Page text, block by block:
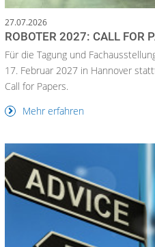
27.07.2026
ROBOTER 2027: CALL FOR
Für die Tagung und
17. Februar 2027 in Hannover
Call for Papers.
Mehr erfahren